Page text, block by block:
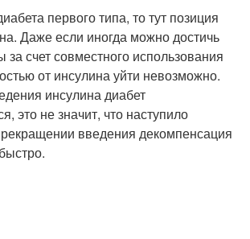
первого типа, то тут позиция
Даже если иногда можно достичь
счет совместного использования
от инсулина уйти невозможно.
инсулина диабет
это не значит, что наступило
введения декомпенсация